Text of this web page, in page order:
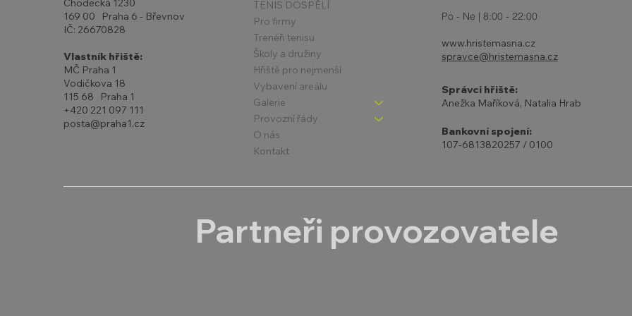
Chodecká 1230
169 00 Praha 6 - Břevnov
IČ: 26670828
Vlastník hřiště:
MČ Praha 1
Vodičkova 18
115 68 Praha 1
+420 221 097 111
posta@praha1.cz
TENIS DOSPĚLÍ
Pro firmy
Trenéři tenisu
Školy a družiny
Hřiště pro nejmenší
Vybavení areálu
Galerie
Provozní řády
O nás
Kontakt
Po - Ne | 8:00 - 22:00
www.hristemasna.cz
spravce@hristemasna.cz
Správci hřiště:
Anežka Maříková, Natalia Hrab
Bankovní spojení:
107-6813820257 / 0100
Partneři provozovatele